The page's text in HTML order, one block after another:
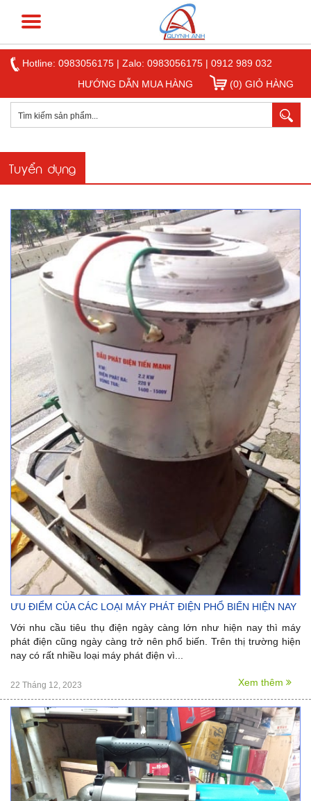
Hotline: 0983056175 | Zalo: 0983056175 | 0912 989 032
HƯỚNG DẪN MUA HÀNG
(0) GIỎ HÀNG
Tuyển dụng
ƯU ĐIỂM CỦA CÁC LOẠI MÁY PHÁT ĐIỆN PHỔ BIẾN HIỆN NAY
Với nhu cầu tiêu thụ điện ngày càng lớn như hiện nay thì máy
phát điện cũng ngày càng trở nên phổ biến. Trên thị trường hiện
nay có rất nhiều loại máy phát điện vì...
22 Tháng 12, 2023 Xem thêm